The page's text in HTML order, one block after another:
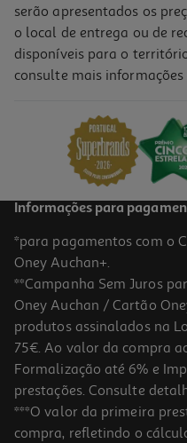
serão apresentados os
o local de entrega ou de
disponíveis para o
consulte mais informações
Informações para
*para pagamentos com o
Oney Auchan+.
**Campanha Sem Juros
Oney Auchan / Cartão
produtos assinalados na
75€. Ao valor da compra
Formalização até 6% e
prestações. Consulte
***O valor da primeira
compra, refletindo o